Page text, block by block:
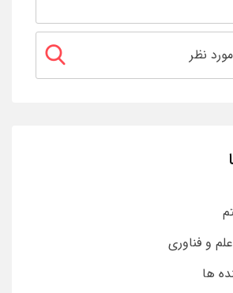
و فناوری
ها